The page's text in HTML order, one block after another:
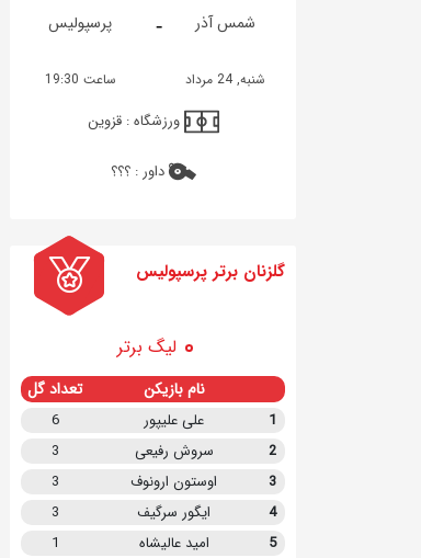
- شمس آذر پرسپولیس
شنبه, 24 مرداد ساعت 19:30
ورزشگاه :قزوین
داور :؟؟؟
گلزنان برتر پرسپولیس
لیگ برتر
نام بازیکن تعداد گل
1 علی علیپور
6
2
سروش رفیعی
3
3
اوستون ارونوف
3
4
ایگور سرگیف
3
5
امید عالیشاه
1